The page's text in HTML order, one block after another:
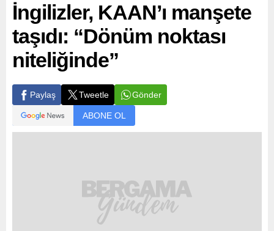
İngilizler, KAAN’ı manşete
taşıdı: “Dönüm noktası
niteliğinde”
Paylaş Tweetle Gönder
ABONE OL